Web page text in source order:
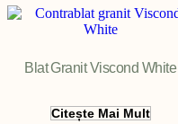
Blat Granit Viscond White
Citește Mai Mult